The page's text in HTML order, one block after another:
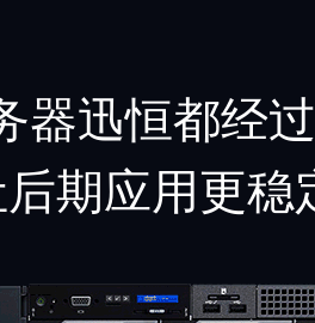
器迅恒都经过
期应用更稳